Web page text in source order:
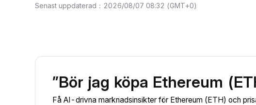
Senast uppdaterad ： 2026/08/07 08:32 (GMT+0)
”Bör jag köpa Ethereum
Få AI-drivna marknadsinsikter för Ethereum (ETH) och